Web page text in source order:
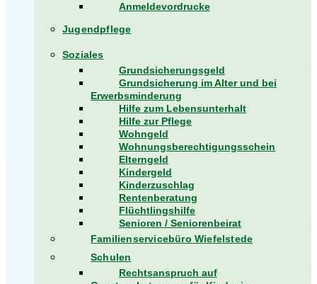
Anmeldevordrucke
Jugendpflege
Soziales
Grundsicherungsgeld
Grundsicherung im Alter und bei
Erwerbsminderung
Hilfe zum Lebensunterhalt
Hilfe zur Pflege
Wohngeld
Wohnungsberechtigungsschein
Elterngeld
Kindergeld
Kinderzuschlag
Rentenberatung
Flüchtlingshilfe
Senioren / Seniorenbeirat
Familienservicebüro Wiefelstede
Schulen
Rechtsanspruch auf